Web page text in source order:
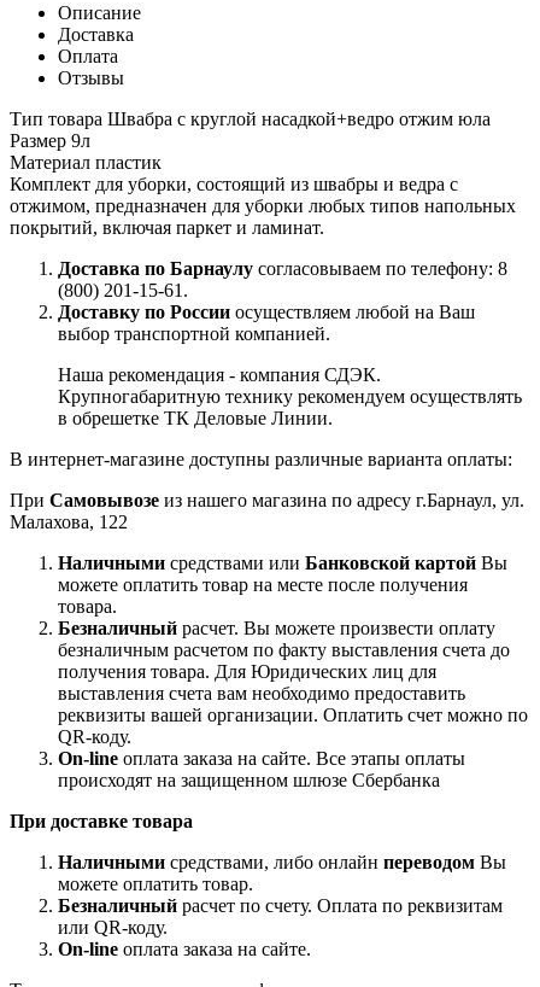
Описание
Доставка
Оплата
Отзывы
Тип товара Швабра с круглой насадкой+ведро отжим юла
Размер 9л
Материал пластик
Комплект для уборки, состоящий из швабры и ведра с
отжимом, предназначен для уборки любых типов напольных
покрытий, включая паркет и ламинат.
Доставка по Барнаулу согласовываем по телефону: 8
(800) 201-15-61.
Доставку по России осуществляем любой на Ваш
выбор транспортной компанией.
Наша рекомендация - компания СДЭК.
Крупногабаритную технику рекомендуем осуществлять
в обрешетке ТК Деловые Линии.
В интернет-магазине доступны различные варианта оплаты:
При Самовывозе из нашего магазина по адресу г.Барнаул, ул.
Малахова, 122
Наличными средствами или Банковской картой Вы
можете оплатить товар на месте после получения
товара.
Безналичный расчет. Вы можете произвести оплату
безналичным расчетом по факту выставления счета до
получения товара. Для Юридических лиц для
выставления счета вам необходимо предоставить
реквизиты вашей организации. Оплатить счет можно по
QR-коду.
On-line оплата заказа на сайте. Все этапы оплаты
происходят на защищенном шлюзе Сбербанка
При доставке товара
Наличными средствами, либо онлайн переводом Вы
можете оплатить товар.
Безналичный расчет по счету. Оплата по реквизитам
или QR-коду.
On-line оплата заказа на сайте.